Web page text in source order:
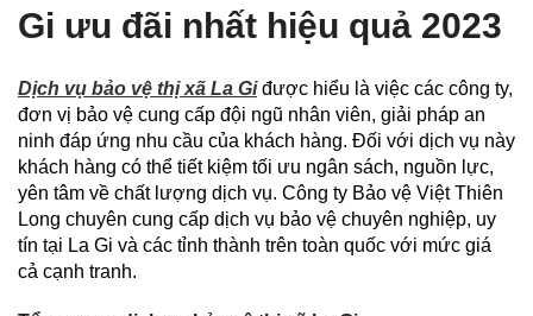
Gi ưu đãi nhất hiệu quả 2023
Dịch vụ bảo vệ thị xã La Giđược hiểu là việc các công ty,
đơn vị bảo vệ cung cấp đội ngũ nhân viên, giải pháp an
ninh đáp ứng nhu cầu của khách hàng. Đối với dịch vụ này
khách hàng có thể tiết kiệm tối ưu ngân sách, nguồn lực,
yên tâm về chất lượng dịch vụ. Công ty Bảo vệ Việt Thiên
Long chuyên cung cấp dịch vụ bảo vệ chuyên nghiệp, uy
tín tại La Gi và các tỉnh thành trên toàn quốc với mức giá
cả cạnh tranh.